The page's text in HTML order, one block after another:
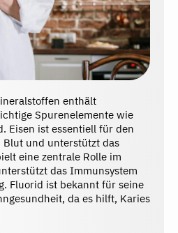
enthält
Spurenelemente wie
Eisen ist essentiell für den
und unterstützt das
eine zentrale Rolle im
das Immunsystem
Fluorid ist bekannt für seine
da es hilft, Karies